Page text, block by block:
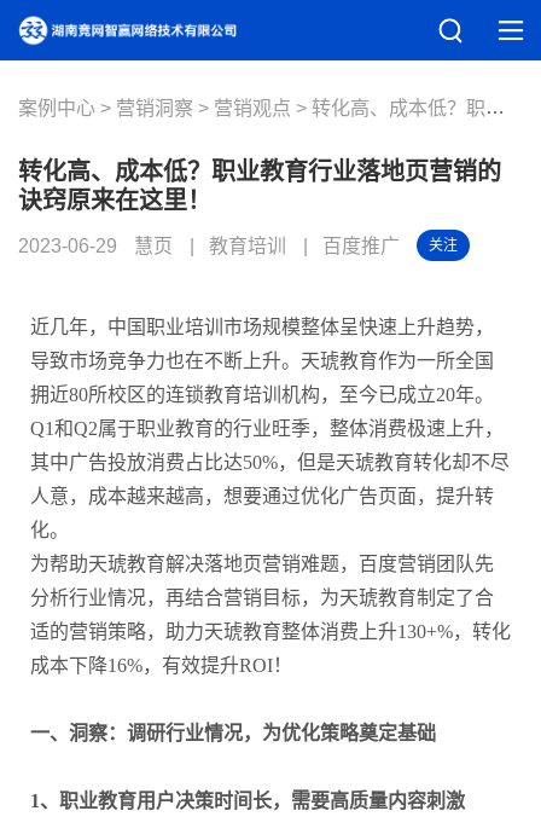
案例中心 营销洞察 营销观点 转化高、成本低？职业教育行业落地页营销的诀窍原来在这里！
转化高、成本低？职业教育行业落地页营销的
诀窍原来在这里！
2023-06-29 慧页 教育培训 百度推广 关注
近几年，中国职业培训市场规模整体呈快速上升趋势，
导致市场竞争力也在不断上升。天琥教育作为一所全国
拥近80所校区的连锁教育培训机构，至今已成立20年。
Q1和Q2属于职业教育的行业旺季，整体消费极速上升，
其中广告投放消费占比达50%，但是天琥教育转化却不尽
人意，成本越来越高，想要通过优化广告页面，提升转
化。
为帮助天琥教育解决落地页营销难题，百度营销团队先
分析行业情况，再结合营销目标，为天琥教育制定了合
适的营销策略，助力天琥教育整体消费上升130+%，转化
成本下降16%，有效提升ROI！
一、洞察：调研行业情况，为优化策略奠定基础
1、职业教育用户决策时间长，需要高质量内容刺激